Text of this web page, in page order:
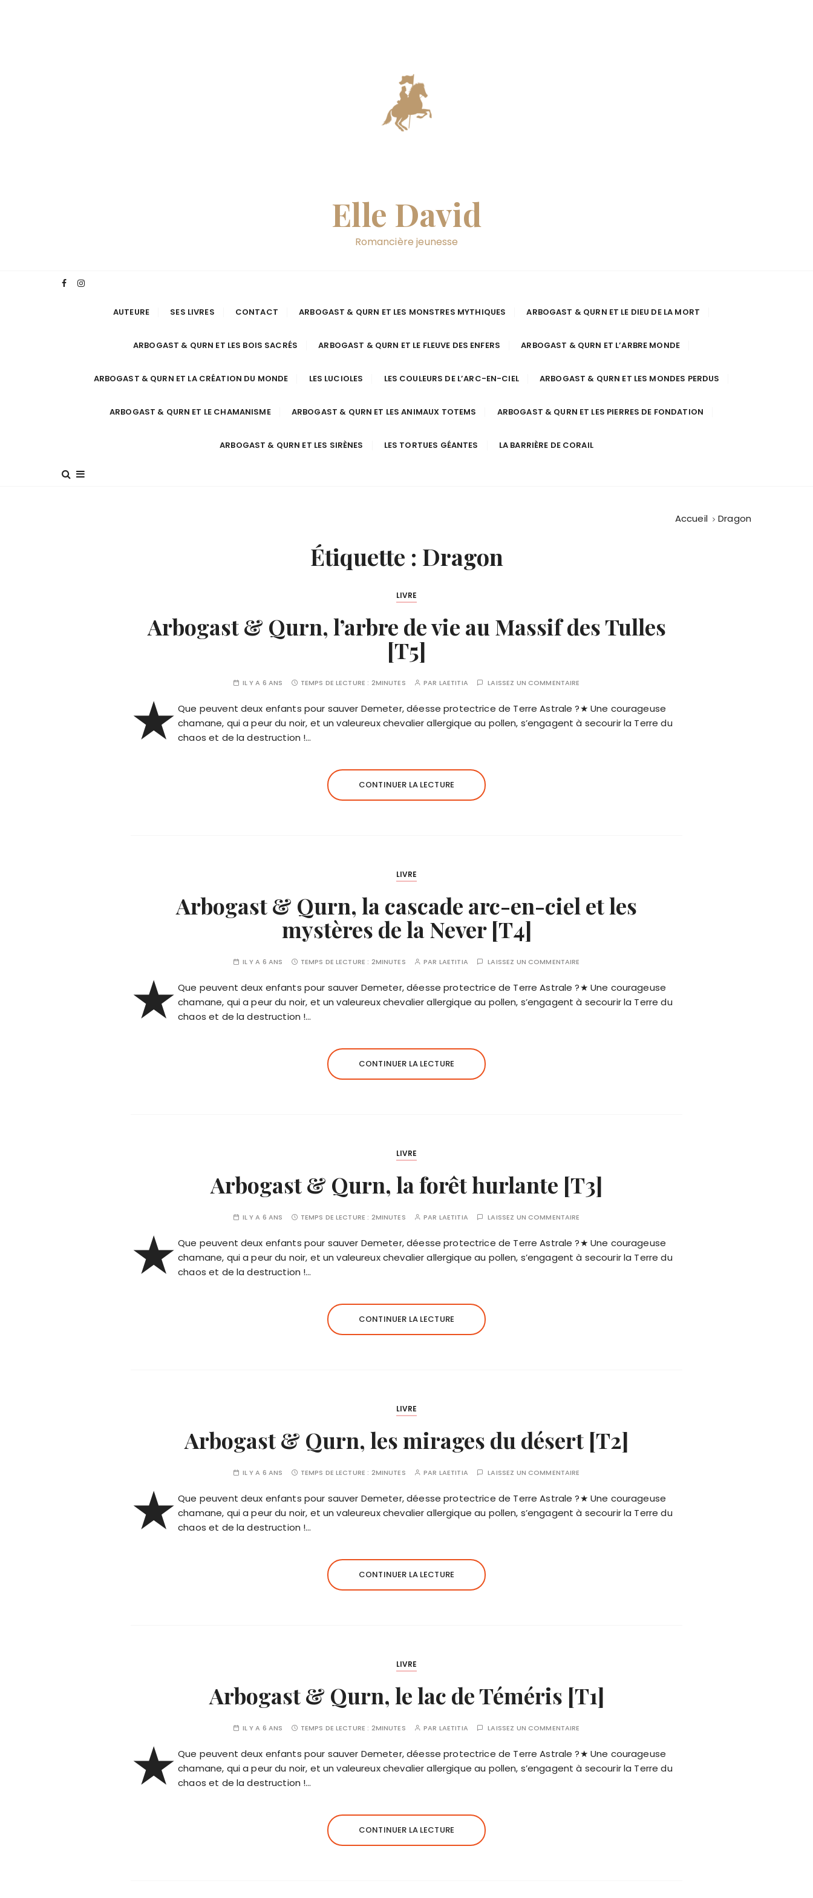
Elle David
Romancière jeunesse
AUTEURE SES LIVRES CONTACT ARBOGAST & QURN ET LES MONSTRES MYTHIQUES ARBOGAST & QURN ET LE DIEU DE LA MORT
ARBOGAST & QURN ET LES BOIS SACRÉS ARBOGAST & QURN ET LE FLEUVE DES ENFERS ARBOGAST & QURN ET L’ARBRE MONDE
ARBOGAST & QURN ET LA CRÉATION DU MONDE LES LUCIOLES LES COULEURS DE L’ARC-EN-CIEL ARBOGAST & QURN ET LES MONDES PERDUS
ARBOGAST & QURN ET LE CHAMANISME ARBOGAST & QURN ET LES ANIMAUX TOTEMS ARBOGAST & QURN ET LES PIERRES DE FONDATION
ARBOGAST & QURN ET LES SIRÈNES LES TORTUES GÉANTES LA BARRIÈRE DE CORAIL
Accueil Dragon
Étiquette : Dragon
LIVRE
Arbogast & Qurn, l’arbre de vie au Massif des Tulles
[T5]
IL Y A 6 ANS TEMPS DE LECTURE : 2MINUTES PAR LAETITIA LAISSEZ UN COMMENTAIRE
★ Que peuvent deux enfants pour sauver Demeter, déesse protectrice de Terre Astrale ?★ Une courageuse
chamane, qui a peur du noir, et un valeureux chevalier allergique au pollen, s’engagent à secourir la Terre du
chaos et de la destruction !…
CONTINUER LA LECTURE
LIVRE
Arbogast & Qurn, la cascade arc-en-ciel et les
mystères de la Never [T4]
IL Y A 6 ANS TEMPS DE LECTURE : 2MINUTES PAR LAETITIA LAISSEZ UN COMMENTAIRE
★ Que peuvent deux enfants pour sauver Demeter, déesse protectrice de Terre Astrale ?★ Une courageuse
chamane, qui a peur du noir, et un valeureux chevalier allergique au pollen, s’engagent à secourir la Terre du
chaos et de la destruction !…
CONTINUER LA LECTURE
LIVRE
Arbogast & Qurn, la forêt hurlante [T3]
IL Y A 6 ANS TEMPS DE LECTURE : 2MINUTES PAR LAETITIA LAISSEZ UN COMMENTAIRE
★ Que peuvent deux enfants pour sauver Demeter, déesse protectrice de Terre Astrale ?★ Une courageuse
chamane, qui a peur du noir, et un valeureux chevalier allergique au pollen, s’engagent à secourir la Terre du
chaos et de la destruction !…
CONTINUER LA LECTURE
LIVRE
Arbogast & Qurn, les mirages du désert [T2]
IL Y A 6 ANS TEMPS DE LECTURE : 2MINUTES PAR LAETITIA LAISSEZ UN COMMENTAIRE
★ Que peuvent deux enfants pour sauver Demeter, déesse protectrice de Terre Astrale ?★ Une courageuse
chamane, qui a peur du noir, et un valeureux chevalier allergique au pollen, s’engagent à secourir la Terre du
chaos et de la destruction !…
CONTINUER LA LECTURE
LIVRE
Arbogast & Qurn, le lac de Téméris [T1]
IL Y A 6 ANS TEMPS DE LECTURE : 2MINUTES PAR LAETITIA LAISSEZ UN COMMENTAIRE
★ Que peuvent deux enfants pour sauver Demeter, déesse protectrice de Terre Astrale ?★ Une courageuse
chamane, qui a peur du noir, et un valeureux chevalier allergique au pollen, s’engagent à secourir la Terre du
chaos et de la destruction !…
CONTINUER LA LECTURE